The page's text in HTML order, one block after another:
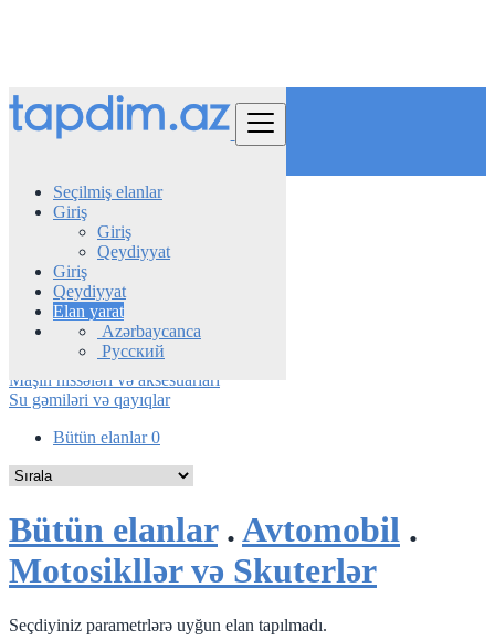
Seçilmiş elanlar
Giriş
Giriş
Qeydiyyat
Giriş
Qeydiyyat
Elan yarat
Azərbaycanca
Русский
Azerbaijan
Avtomobil
Motosikllər və Skuterlər
Maşınlar
Avtobus & Mikroavtobus
Motosikllər və Skuterlər
Yük maşınları və qoşqular
Maşın hissələri və aksesuarları
Su gəmiləri və qayıqlar
Bütün elanlar0
Bütün elanlar.Avtomobil .
Motosikllər və Skuterlər
Seçdiyiniz parametrlərə uyğun elan tapılmadı.